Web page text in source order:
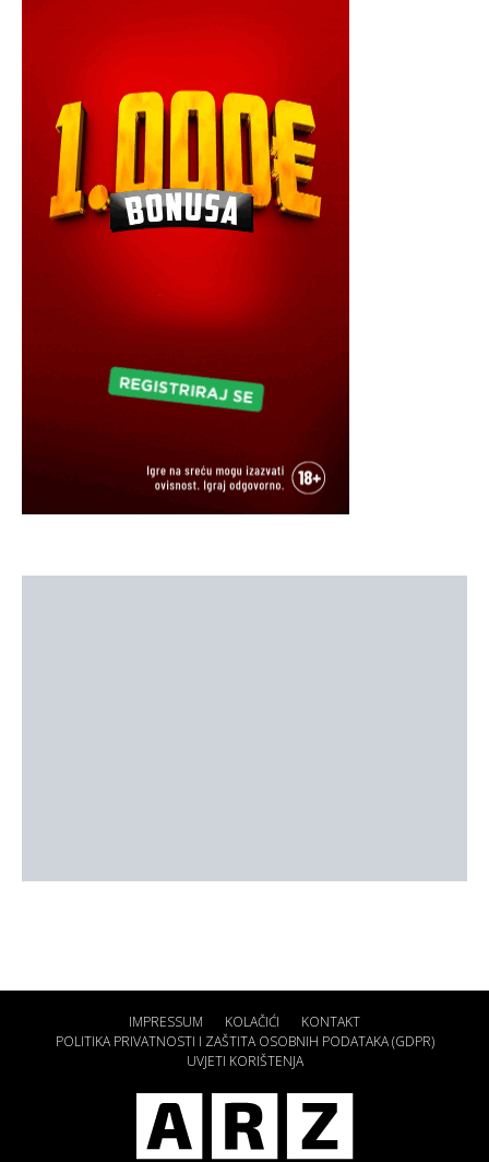
IMPRESSUM KOLAČIĆI
KONTAKT
POLITIKA PRIVATNOSTI I ZAŠTITA OSOBNIH PODATAKA (GDPR)
UVJETI KORIŠTENJA